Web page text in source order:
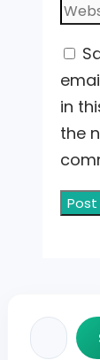
in
the
Search